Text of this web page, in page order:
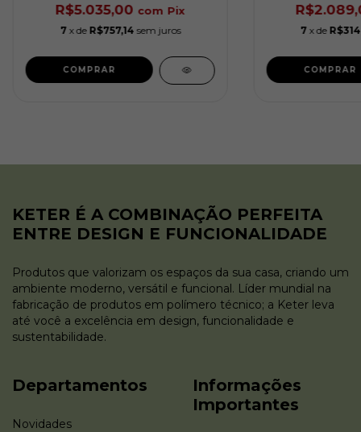
R$5.035,00 com Pix
7 x de R$757,14 sem juros 7 x de
KETER É A COMBINAÇÃO PERFEITA
ENTRE DESIGN E FUNCIONALIDADE
Produtos que valorizam os espaços da sua casa, criando um
ambiente moderno, versátil e funcional. Líder mundial na
fabricação de produtos em polímero técnico; a Keter leva
até você a excelência em design, funcionalidade e
sustentabilidade.
Departamentos
Novidades
Informações
Importantes